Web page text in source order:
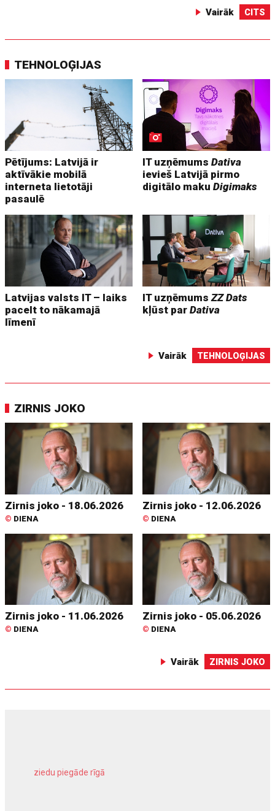
Vairāk CITS
TEHNOLOĢIJAS
Pētījums: Latvijā ir
aktīvākie mobilā
interneta lietotāji
pasaulē
IT uzņēmumsDativa
ievieš Latvijā pirmo
digitālo makuDigimaks
Latvijas valsts IT – laiks
pacelt to nākamajā
līmenī
IT uzņēmumsZZ Dats
kļūst parDativa
Vairāk TEHNOLOĢIJAS
ZIRNIS JOKO
Zirnis joko - 18.06.2026
© DIENA
Zirnis joko - 12.06.2026
© DIENA
Zirnis joko - 11.06.2026
© DIENA
Zirnis joko - 05.06.2026
© DIENA
Vairāk ZIRNIS JOKO
ziedu piegāde rīgā